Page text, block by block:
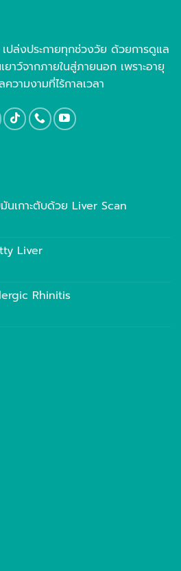
เปล่งประกายทุกช่วงวัย ด้วยการดูแล
าว์จากภายในสู่ภายนอก เพราะอายุ
วามงามที่ไร้กาลเวลา
นเกาะตับด้วย Liver Scan
Liver
Rhinitis